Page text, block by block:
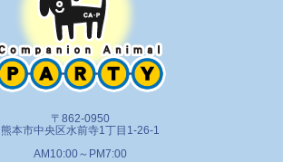
〒862-0950
熊本市中央区水前寺1丁目1-26-1
AM10:00～PM7:00